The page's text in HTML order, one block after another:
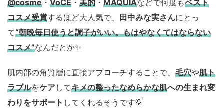
@cosme ・ VoCE ・ 美的 ・ MAQUIAなどで何度もベスト
コスメ受賞するほど大人気で、 田中みな実さんにとっ
て“朝晩毎日使うと調子がいい。もはやなくてはならない
コスメ”なんだとか✨
肌内部の角質層に直接アプローチすることで、 毛穴や肌ト
ラブルをケアしてキメの整ったなめらかな肌への生まれ変
わりをサポート してくれるそうです💡